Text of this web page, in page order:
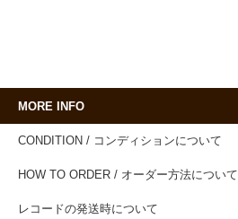
MORE INFO
CONDITION / コンディションについて
HOW TO ORDER / オーダー方法について
レコードの発送時について